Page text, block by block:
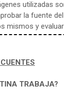
utilizadas
la fuente
mismos y
TRABAJA?